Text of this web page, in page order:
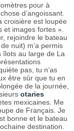
pour à
d’angoissant.
croisière est loupée
et images fortes ».
rejoindre le bateau
nuit) m’a permis
îlots au large de La
pas, tu n’as
être sûr que tu en
de la journée,
otaries
mexicaines. Me
de Français. Je
bonne et le bateau
destination.